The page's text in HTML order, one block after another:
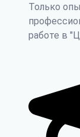
Только
работе в